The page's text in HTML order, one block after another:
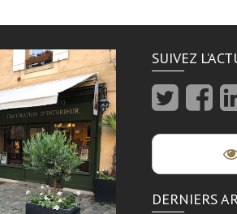
SUIVEZ
DERNIERS